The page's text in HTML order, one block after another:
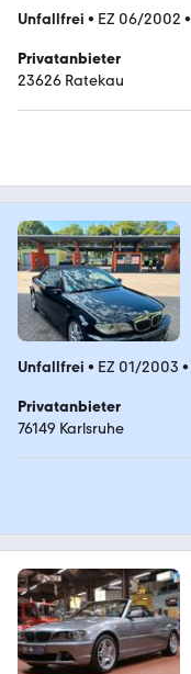
Unfallfrei • EZ 06/2002 •
Privatanbieter
23626 Ratekau
Unfallfrei • EZ 01/2003 •
Privatanbieter
76149 Karlsruhe